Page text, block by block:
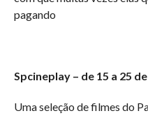
pagando
Spcineplay – de 15 a 25
Uma seleção de filmes do